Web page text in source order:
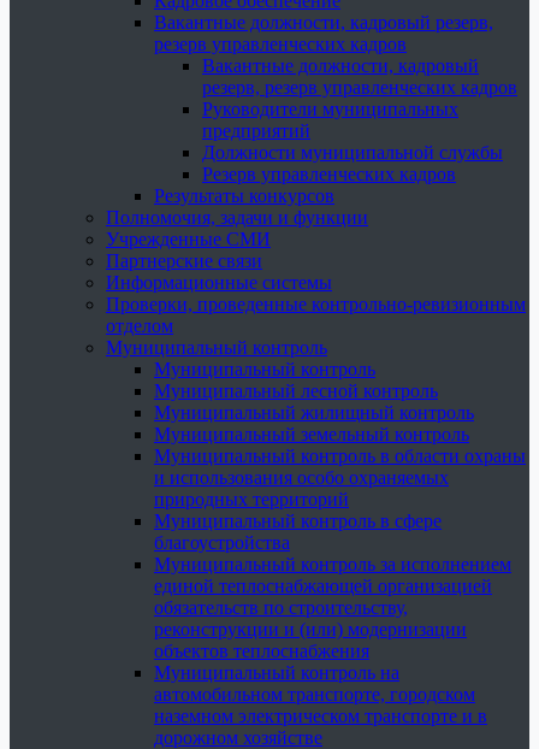
Вакантные должности, кадровый резерв,
резерв управленческих кадров
Вакантные должности, кадровый
резерв, резерв управленческих кадров
Руководители муниципальных
предприятий
Должности муниципальной службы
Резерв управленческих кадров
Результаты конкурсов
Полномочия, задачи и функции
Учрежденные СМИ
Партнерские связи
Информационные системы
Проверки, проведенные контрольно-ревизионным
отделом
Муниципальный контроль
Муниципальный контроль
Муниципальный лесной контроль
Муниципальный жилищный контроль
Муниципальный земельный контроль
Муниципальный контроль в области охраны
и использования особо охраняемых
природных территорий
Муниципальный контроль в сфере
благоустройства
Муниципальный контроль за исполнением
единой теплоснабжающей организацией
обязательств по строительству,
реконструкции и (или) модернизации
объектов теплоснабжения
Муниципальный контроль на
автомобильном транспорте, городском
наземном электрическом транспорте и в
дорожном хозяйстве